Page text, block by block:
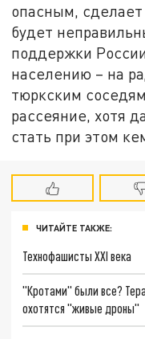
опасным,
будет
поддержки
населению – на
тюркским
рассеяние, хотя
стать при этом
ЧИТАЙТЕ ТАКЖЕ:
Технофашисты XXI века
"Кротами" были все?
охотятся "живые дроны"